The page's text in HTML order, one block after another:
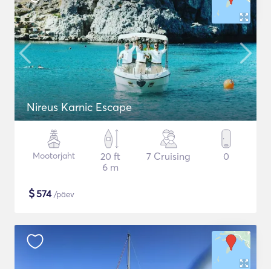
Nireus Karnic Escape
Mootorjaht
20 ft
6 m
7 Cruising 0
$574/päev